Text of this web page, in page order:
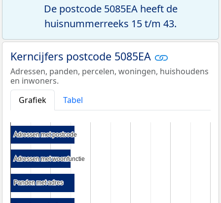
De postcode 5085EA heeft de
huisnummerreeks 15 t/m 43.
Kerncijfers postcode 5085EA
Adressen, panden, percelen, woningen, huishoudens
en inwoners.
Grafiek
Tabel
Adressen met postcode
Adressen met postcode
Adressen met woonfunctie
Adressen met woonfunctie
Panden met adres
Panden met adres